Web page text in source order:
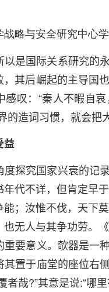
战略与安全研究中心
以是国际关系研究的
其后崛起的主导国
感叹：“秦人不暇自
的造词习惯，就会把
益
度探究国家兴衰的记
代不详，但肯定早
；汝惟不伐，天下
无人与其争功劳。
要意义。欹器是一
其置于庙堂的座位右
者哉?”其意是说:“哪